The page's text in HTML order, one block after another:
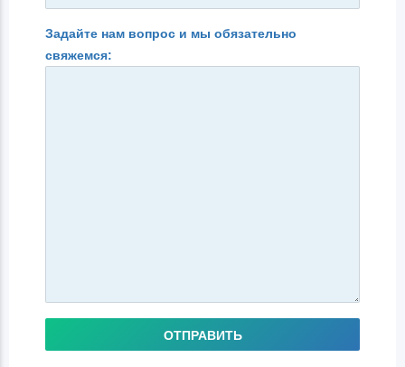
Задайте нам вопрос и мы обязательно
свяжемся:
ОТПРАВИТЬ